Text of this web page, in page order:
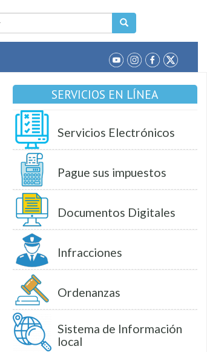
SERVICIOS EN LÍNEA
Servicios Electrónicos
Pague sus impuestos
Documentos Digitales
Infracciones
Ordenanzas
Sistema de Información
local